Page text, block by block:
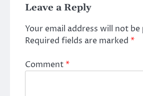
Leave a Reply
Your email address will not be
Required fields are marked *
Comment*